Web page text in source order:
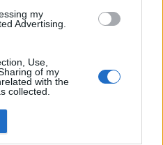
my
Advertising.
Use,
of my
with the
collected.
28 September 2025
28 September 2025